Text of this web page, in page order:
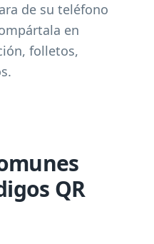
de su teléfono
en
folletos,
QR